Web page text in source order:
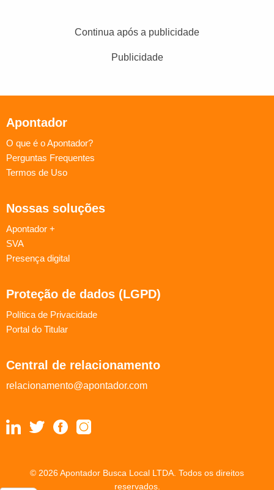
Continua após a publicidade
Publicidade
Apontador
O que é o Apontador?
Perguntas Frequentes
Termos de Uso
Nossas soluções
Apontador +
SVA
Presença digital
Proteção de dados (LGPD)
Política de Privacidade
Portal do Titular
Central de relacionamento
relacionamento@apontador.com
© 2026 Apontador Busca Local LTDA. Todos os direitos
reservados.